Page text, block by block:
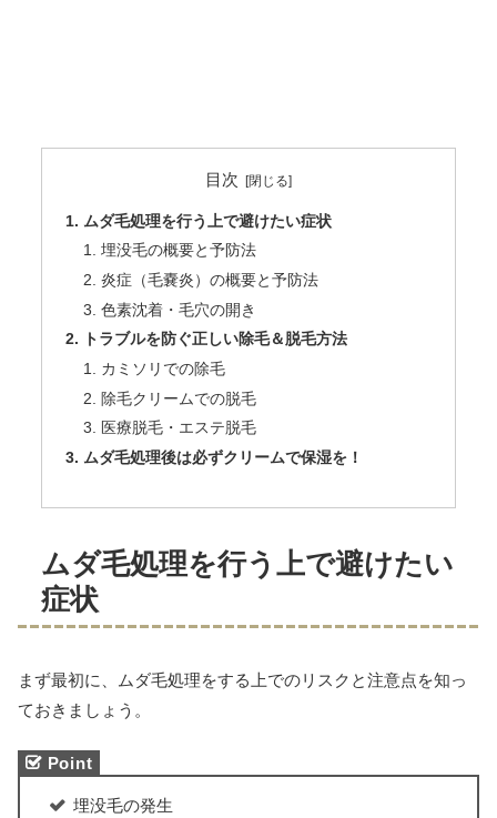
目次
ムダ毛処理を行う上で避けたい症状
埋没毛の概要と予防法
炎症（毛嚢炎）の概要と予防法
色素沈着・毛穴の開き
トラブルを防ぐ正しい除毛＆脱毛方法
カミソリでの除毛
除毛クリームでの脱毛
医療脱毛・エステ脱毛
ムダ毛処理後は必ずクリームで保湿を！
ムダ毛処理を行う上で避けたい
症状
まず最初に、ムダ毛処理をする上でのリスクと注意点を知っ
ておきましょう。
埋没毛の発生